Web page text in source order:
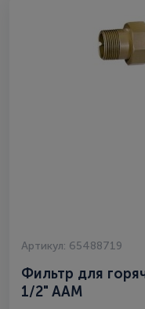
Артикул: 65488719
Фильтр для
1/2" AAM